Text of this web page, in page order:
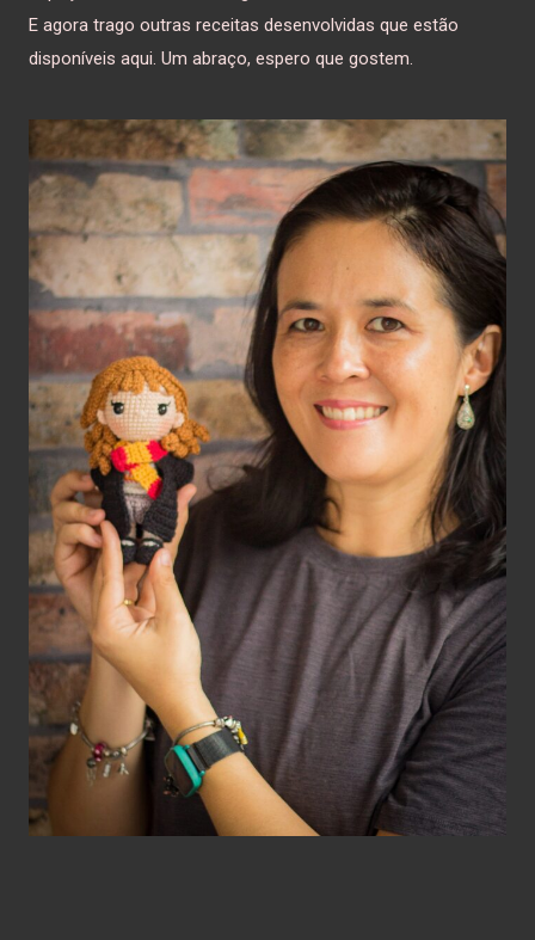
E agora trago outras receitas desenvolvidas que estão
disponíveis aqui. Um abraço, espero que gostem.